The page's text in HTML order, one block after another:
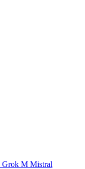
Grok M Mistral